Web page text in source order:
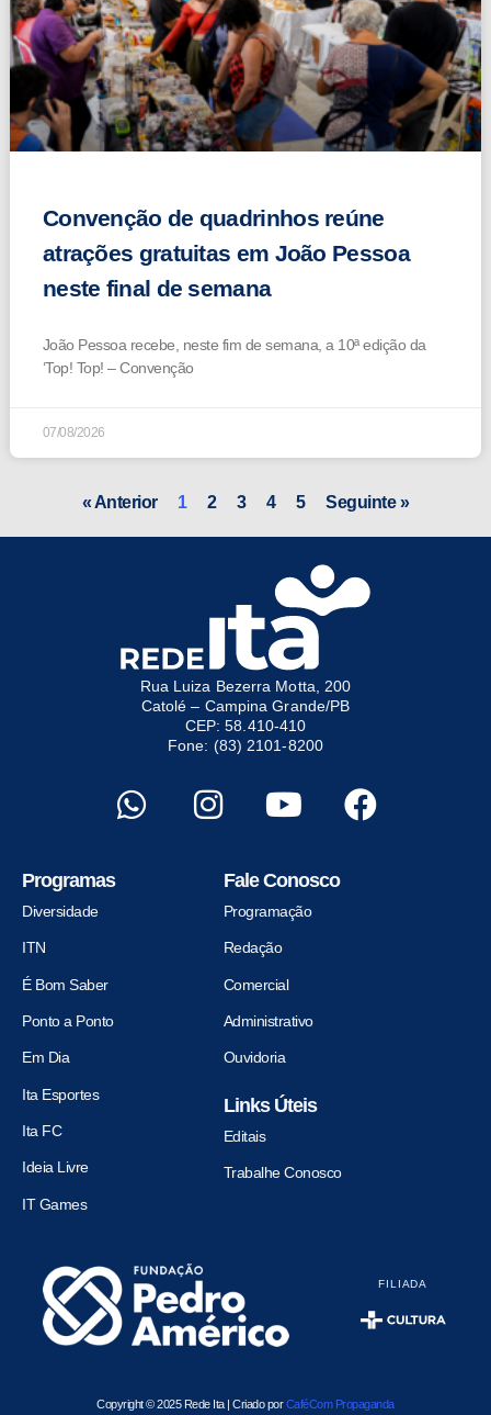
Convenção de quadrinhos reúne
atrações gratuitas em João Pessoa
neste final de semana
João Pessoa recebe, neste fim de semana, a 10ª edição da
‘Top! Top! – Convenção
07/08/2026
« Anterior 1 2 3 4 5 Seguinte »
Rua Luiza Bezerra Motta, 200
Catolé – Campina Grande/PB
CEP: 58.410-410
Fone: (83) 2101-8200
Programas
Diversidade
ITN
É Bom Saber
Ponto a Ponto
Em Dia
Ita Esportes
Ita FC
Ideia Livre
IT Games
Fale Conosco
Programação
Redação
Comercial
Administrativo
Ouvidoria
Links Úteis
Editais
Trabalhe Conosco
FILIADA
Copyright © 2025 Rede Ita | Criado porCaféCom Propaganda